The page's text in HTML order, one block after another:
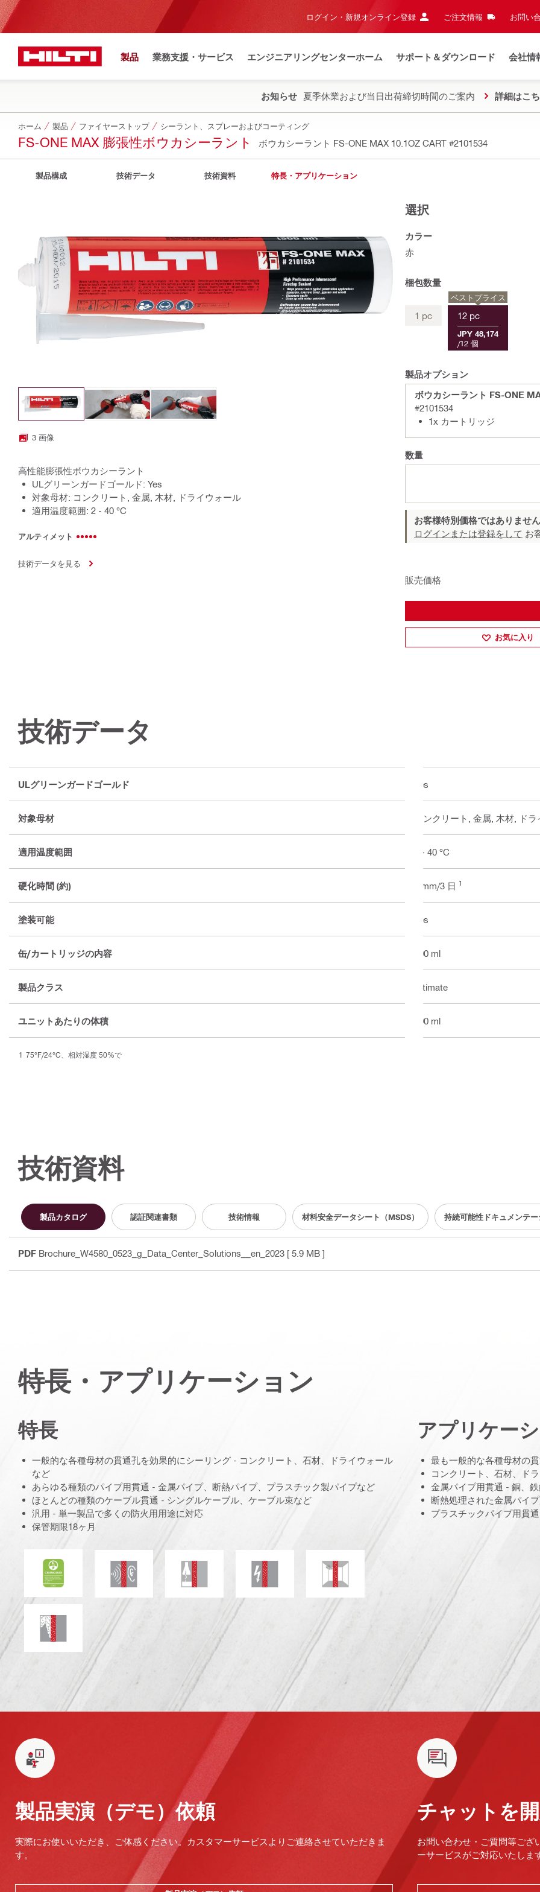
ログイン・新規オンライン登録 ご注文情報 お問い
製品 業務支援・サービス エンジニアリングセンターホーム サポート＆ダウンロード 会社情
お知らせ 夏季休業および当日出荷締切時間のご案内 詳細はこ
ホーム 製品 ファイヤーストップ シーラント、スプレーおよびコーティング
FS-ONE MAX 膨張性ボウカシーラント ボウカシーラント FS-ONE MAX 10.1OZ CART #2101534
製品構成 技術データ 技術資料 特長・アプリケーション
3 画像
高性能膨張性ボウカシーラント
ULグリーンガードゴールド: Yes
対象母材: コンクリート, 金属, 木材, ドライウォール
適用温度範囲: 2 - 40 °C
アルティメット
技術データを見る
選択
カラー
赤
梱包数量
1 pc 12 pc
JPY 48,174
/12 個
ベストプライス
製品オプション
ボウカシーラント FS-ONE
#2101534
1x カートリッジ
数量
お客様特別価格ではありません
ログインまたは登録をして お
販売価格
お気に入り
技術データ
ULグリーンガードゴールド Yes
対象母材 コンクリート, 金属, 木材, ド
適用温度範囲 2 - 40 °C
硬化時間 (約) 2 mm/3 日 1
塗装可能 Yes
缶/カートリッジの内容 300 ml
製品クラス Ultimate
ユニットあたりの体積 300 ml
75°F/24°C、相対湿度 50%で
技術資料
製品カタログ 認証関連書類 技術情報 材料安全データシート（MSDS） 持続可能性ドキュメンテ
PDF Brochure_W4580_0523_g_Data_Center_Solutions__en_2023 [ 5.9 MB ]
特長・アプリケーション
特長
一般的な各種母材の貫通孔を効果的にシーリング - コンクリート、石材、ドライウォール
など
あらゆる種類のパイプ用貫通 - 金属パイプ、断熱パイプ、プラスチック製パイプなど
ほとんどの種類のケーブル貫通 - シングルケーブル、ケーブル束など
汎用 - 単一製品で多くの防火用用途に対応
保管期限18ヶ月
ULグリーンガードゴールド
防音 化学物質耐性 電気抵抗 カビ、白カビ耐性
煙・ガス気密性
アプリケー
最も一般的な各種母材の
コンクリート、石材、ド
金属パイプ用貫通 - 銅、
断熱処理された金属パイ
プラスチックパイプ用貫
製品実演（デモ）依頼
実際にお使いいただき、ご体感ください。カスタマーサービスよりご連絡させていただきま
す。
チャットを
お問い合わせ・ご質問等ござ
ーサービスがご対応いたしま